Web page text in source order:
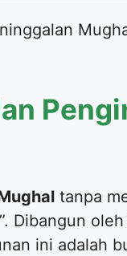
tanpa
Dibangun
ini adalah